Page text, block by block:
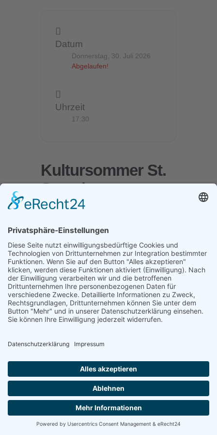
Datum
Donnerstag, 30. Juli 2026
Abgelaufen!
Uhrzeit
17:30
Kultursommer St.
Severin –
Leidenschaft und
noble Begierde
+ Zu Google Kalender hinzufügen